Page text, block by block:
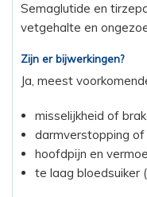
Semaglutide en
vetgehalte en
Zijn er bijwerkingen?
Ja, meest
misselijkheid of
darmverstopping of
hoofdpijn en
te laag bloedsuiker